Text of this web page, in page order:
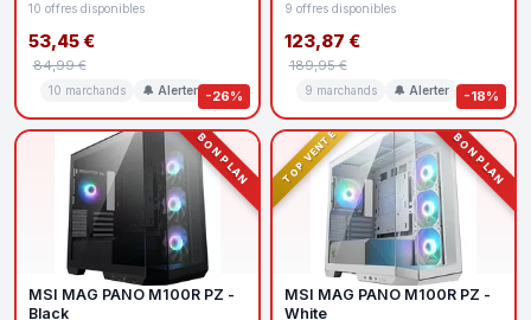
-26%
10 offres disponibles
53,45 €
84,99 €
10 marchands 🔔 Alerter -18%
9 offres disponibles
123,87 €
189,95 €
9 marchands 🔔 Alerter
BON PLAN
MSI MAG PANO M100R PZ -
Black
TOP VENTE BON PLAN
MSI MAG PANO M100R PZ -
White